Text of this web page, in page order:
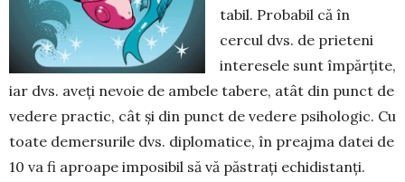
tabil. Probabil că în
cercul dvs. de prieteni
inte­re­sele sunt împărțite,
iar dvs. aveți nevoie de ambele tabere, atât din punct de
vedere practic, cât și din punct de vedere psihologic. Cu
toate demersurile dvs. diplomatice, în preajma datei de
10 va fi aproa­pe imposibil să vă păstrați echidistanți.